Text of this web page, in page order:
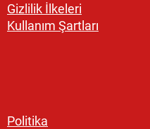
Gizlilik İlkeleri
Kullanım Şartları
Politika